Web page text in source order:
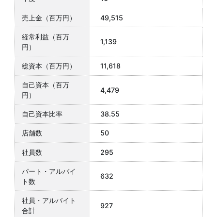
49,515
1,139
11,618
4,479
38.55
50
295
632
927